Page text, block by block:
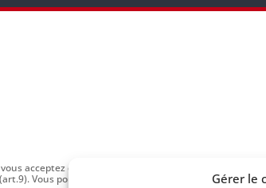
Gérer le
acceptez de recevoir par newsletter nos derniers
Vous pouvez vous désinscrire à tout moment à